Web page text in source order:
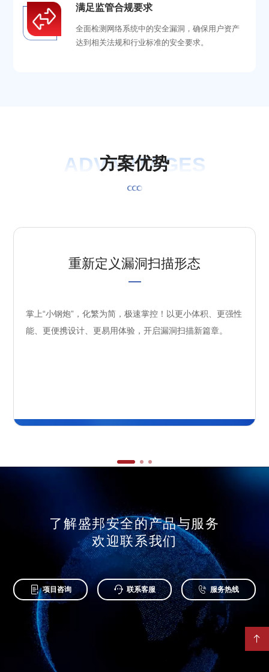
满足监管合规要求
全面检测网络系统中的安全漏洞，确保用户资产
达到相关法规和行业标准的安全要求。
ADVANTAGES
方案优势
重新定义漏洞扫描形态
掌上“小钢炮”，化繁为简，极速掌控！以更小体积、更强性
能、更便携设计、更易用体验，开启漏洞扫描新篇章。

了解盛邦安全的产品与服务
欢迎联系我们
 项目咨询  联系客服  服务热线